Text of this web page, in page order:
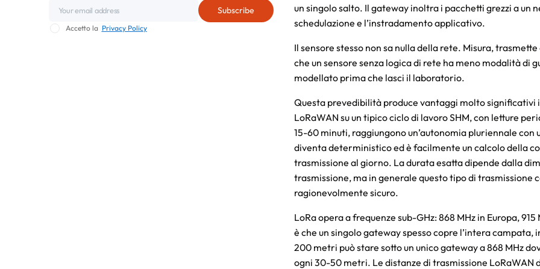
Accetto la Privacy Policy
un singolo salto. Il gateway inoltra i pacchetti grezzi a un
schedulazione e l’instradamento applicativo.
Il sensore stesso non sa nulla della rete. Misura,
che un sensore senza logica di rete ha meno modalità di
modellato prima che lasci il laboratorio.
Questa prevedibilità produce vantaggi molto
LoRaWAN su un tipico ciclo di lavoro SHM, con letture
15-60 minuti, raggiungono un’autonomia pluriennale
diventa deterministico ed è facilmente un calcolo della
trasmissione al giorno. La durata esatta dipende dalla
trasmissione, ma in generale questo tipo di trasmissione
ragionevolmente sicuro.
LoRa opera a frequenze sub-GHz: 868 MHz in Europa,
è che un singolo gateway spesso copre l’intera campata,
200 metri può stare sotto un unico gateway a 868 MHz
ogni 30-50 metri. Le distanze di trasmissione